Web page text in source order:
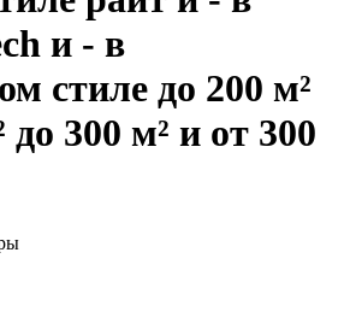
и - в
стиле до 200 м²
до 300 м² и от 300